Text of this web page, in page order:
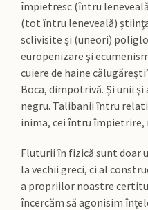
împietresc (întru
(tot întru leneveală)
sclivisite şi (uneori)
europenizare şi
cuiere de haine
Boca, dimpotrivă. Şi unii
negru. Talibanii întru
inima, cei întru împietrire,
Fluturii în fizică sunt doar
la vechii greci, ci al
a propriilor noastre
încercăm să agonisim